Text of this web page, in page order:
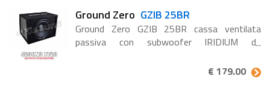
Ground Zero GZIB 25BR
Ground Zero GZIB 25BR cassa ventilata
passiva con subwoofer IRIDIUM da
posteriore angolato, potenza 250 Watt
RMS. Subwoofer GZIW 25 Box in legno
€ 179.00